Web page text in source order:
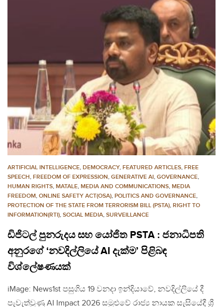
ARTIFICIAL INTELLIGENCE, DEMOCRACY, FEATURED ARTICLES, FREE
SPEECH, FREEDOM OF EXPRESSION, GENERATIVE AI, GOVERNANCE,
HUMAN RIGHTS, MATALE, MEDIA AND COMMUNICATIONS, MEDIA
FREEDOM, ONLINE SAFETY ACT(OSA), POLITICS AND GOVERNANCE,
PROTECTION OF THE STATE FROM TERRORISM BILL (PSTA), RIGHT TO
INFORMATION(RTI), SOCIAL MEDIA, SURVEILLANCE
ඩිජිටල් පුනරුදය සහ යෝජිත PSTA : ජනාධිපති
අනුරගේ ‘නවදිල්ලියේ AI දැක්ම’ පිළිබඳ
විශ්ලේෂණයක්
iMage: News1st පසුගිය 19 වනදා ඉන්දියාවේ, නවදිල්ලියේ දී
පැවැත්වුණු AI Impact 2026 සමුළුවේ රාජ්‍ය නායක සැසියේදී ශ්‍රී